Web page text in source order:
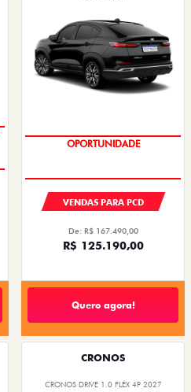
OPORTUNIDADE
VENDAS PARA PCD
De: R$ 167.490,00
R$ 125.190,00
Quero agora!
CRONOS
CRONOS DRIVE 1.0 FLEX 4P 2027